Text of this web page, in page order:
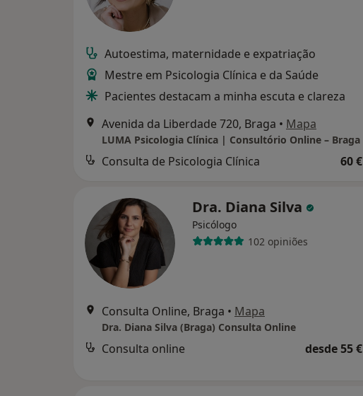
Autoestima, maternidade e expatriação
Mestre em Psicologia Clínica e da Saúde
Pacientes destacam a minha escuta e clareza
Avenida da Liberdade 720, Braga • Mapa
LUMA Psicologia Clínica | Consultório Online – Braga
Consulta de Psicologia Clínica 60 €
Dra. Diana Silva
Psicólogo
102 opiniões
Consulta Online, Braga • Mapa
Dra. Diana Silva (Braga) Consulta Online
Consulta online desde 55 €